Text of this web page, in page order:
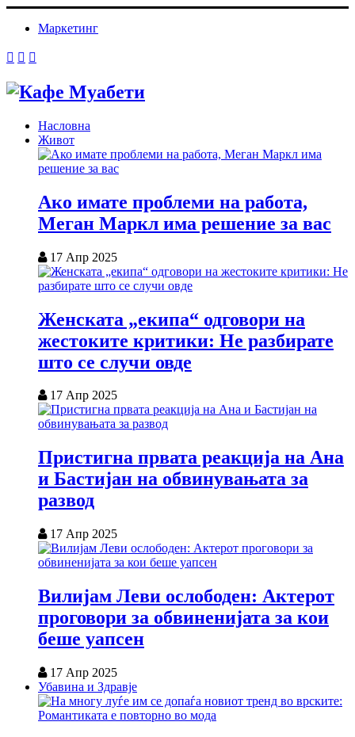
Маркетинг
Насловна
Живот
Ако имате проблеми на работа,
Меган Маркл има решение за вас
17 Апр 2025
Женската „екипа“ одговори на
жестоките критики: Не разбирате
што се случи овде
17 Апр 2025
Пристигна првата реакција на Ана
и Бастијан на обвинувањата за
развод
17 Апр 2025
Вилијам Леви ослободен: Актерот
проговори за обвиненијата за кои
беше уапсен
17 Апр 2025
Убавина и Здравје